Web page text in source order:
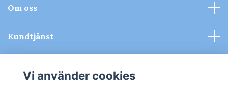
Om oss
Kundtjänst
Vi använder cookies